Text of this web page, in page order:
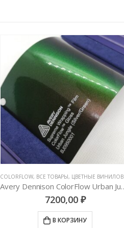
GLOSS & MATTE & SATIN,ВСЕ ТОВАРЫ ,ЦВЕТНЫЕ ВИНИЛОВЫЕ ПЛЕНКИ
AveryDennison Matte Dark Grey
7200,00 ₽
В КОРЗИНУ